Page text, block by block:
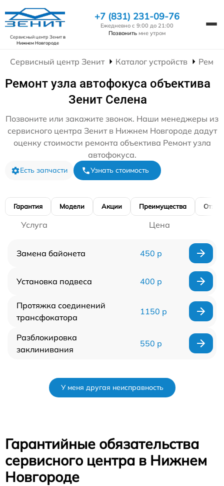
Сервисный центр Зенитв
Нижнем Новгороде
+7 (831) 231-09-76
Ежедневно с 9:00 до 21:00
Позвонить мне утром
Сервисный центр Зенит Каталог устройств
Ремонт узла автофокуса объектива
Зенит Селена
Позвоните или закажите звонок. Наши менеджеры из
сервисного центра Зенит в Нижнем Новгороде дадут
оценку стоимости ремонта объектива Ремонт узла
автофокуса.
Есть запчасти Узнать стоимость
Гарантия Модели Акции Преимущества
Услуга Цена
Замена байонета 450 р
Установка подвеса 400 р
Протяжка соединений
трансфокатора
1150 р
Разблокировка
заклинивания
550 р
У меня другая неисправность
Гарантийные обязательства
сервисного центра в Нижнем
Новгороде